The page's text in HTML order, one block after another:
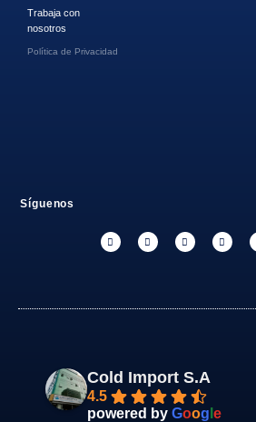
Trabaja con
nosotros
Política de Privacidad
Síguenos
Cold Import S.A
4.5
powered by Goog e